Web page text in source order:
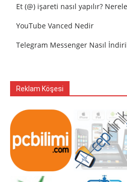
Et (@) işareti nasıl yapılır?
YouTube Vanced Nedir
Telegram Messenger Nasıl
Reklam Köşesi